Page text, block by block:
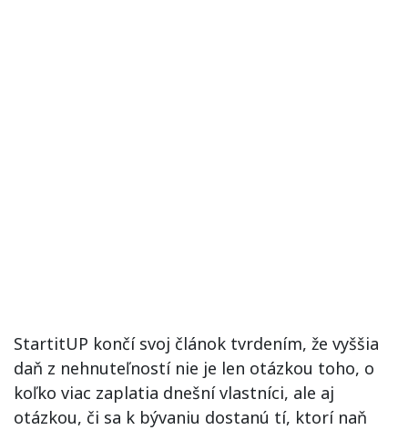
StartitUP končí svoj článok tvrdením, že vyššia
daň z nehnuteľností nie je len otázkou toho, o
koľko viac zaplatia dnešní vlastníci, ale aj
otázkou, či sa k bývaniu dostanú tí, ktorí naň